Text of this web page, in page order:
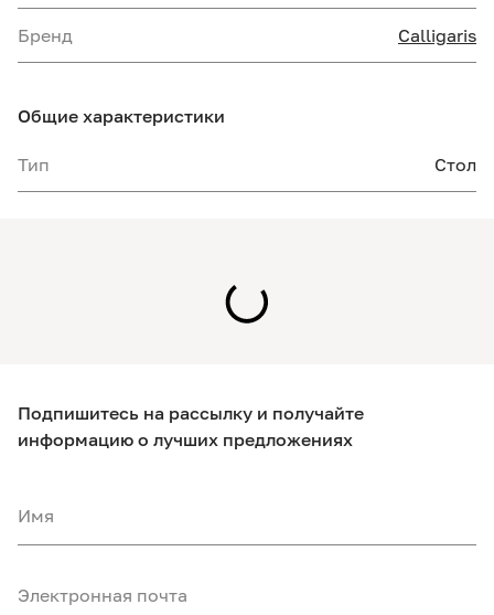
Бренд Calligaris
Общие характеристики
Тип Стол
Подпишитесь на рассылку и получайте
информацию о лучших предложениях
Имя
Электронная почта